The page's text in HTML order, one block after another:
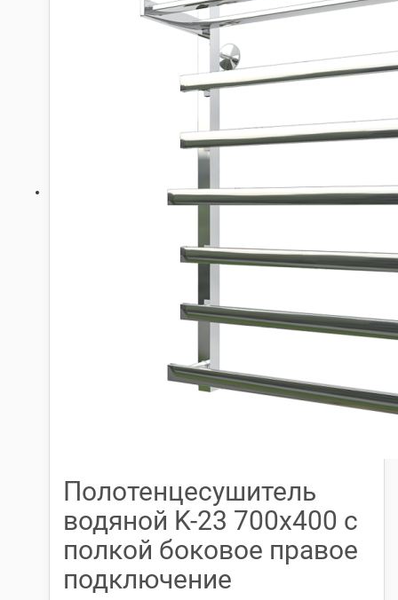
Полотенцесушитель
водяной K-23 700х400 с
полкой боковое правое
подключение